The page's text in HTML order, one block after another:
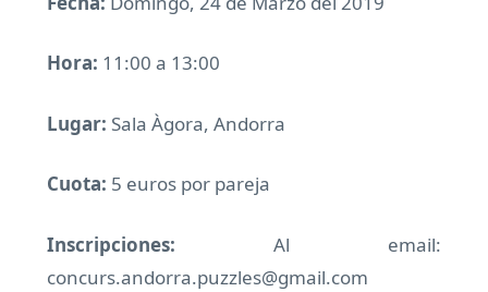
Hora: 11:00 a 13:00
Lugar: Sala Àgora, Andorra
Cuota: 5 euros por pareja
Inscripciones: Al email:
concurs.andorra.puzzles@gmail.com